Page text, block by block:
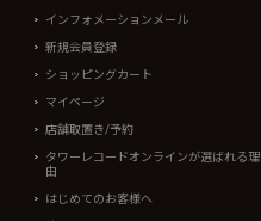
インフォメーションメール
新規会員登録
ショッピングカート
マイページ
店舗取置き/予約
タワーレコードオンラインが選ばれる理
由
はじめてのお客様へ